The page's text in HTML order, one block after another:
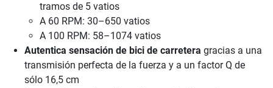
tramos de 5 vatios
A 60 RPM: 30–650 vatios
A 100 RPM: 58–1074 vatios
Autentica sensación de bici de carretera gracias a una
transmisión perfecta de la fuerza y a un factor Q de
sólo 16,5 cm